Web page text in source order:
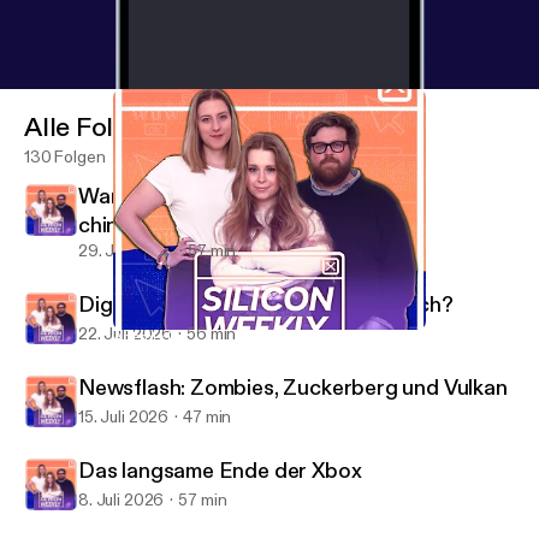
Artemis II: Eine Rückkehr ohne Landung
Alle Folgen
130 Folgen
Warum die USA plötzlich nervös auf
chinesische KI schauen
29. Juli 2026 57 min
Digitaler Euro: Was soll das eigentlich?
22. Juli 2026 56 min
Newsflash: Zombies, Zuckerberg und Vulkan
15. Juli 2026 47 min
Das langsame Ende der Xbox
8. Juli 2026 57 min